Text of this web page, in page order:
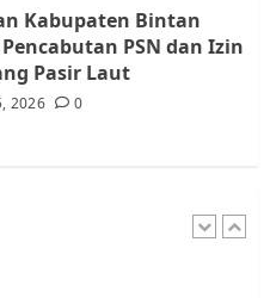
Kabupaten Bintan
PSN dan Izin
Pasir Laut
2026 0
2026 0